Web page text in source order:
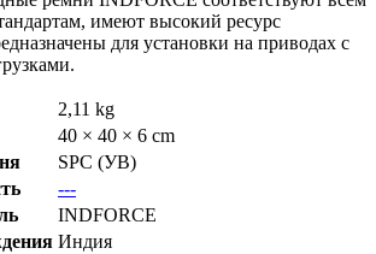
имеют высокий ресурс
для установки на приводах с
2,11 kg
40 × 40 × 6 cm
SPC (УВ)
---
INDFORCE
Индия